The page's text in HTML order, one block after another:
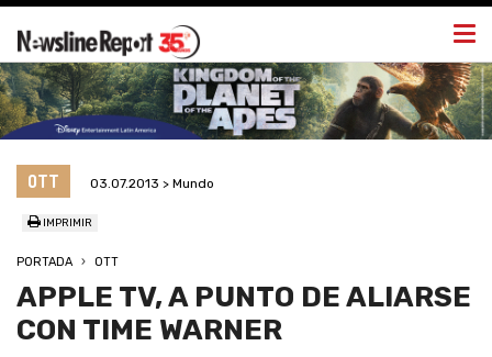
OTT 03.07.2013 > Mundo
IMPRIMIR
PORTADA OTT
APPLE TV, A PUNTO DE ALIARSE
CON TIME WARNER